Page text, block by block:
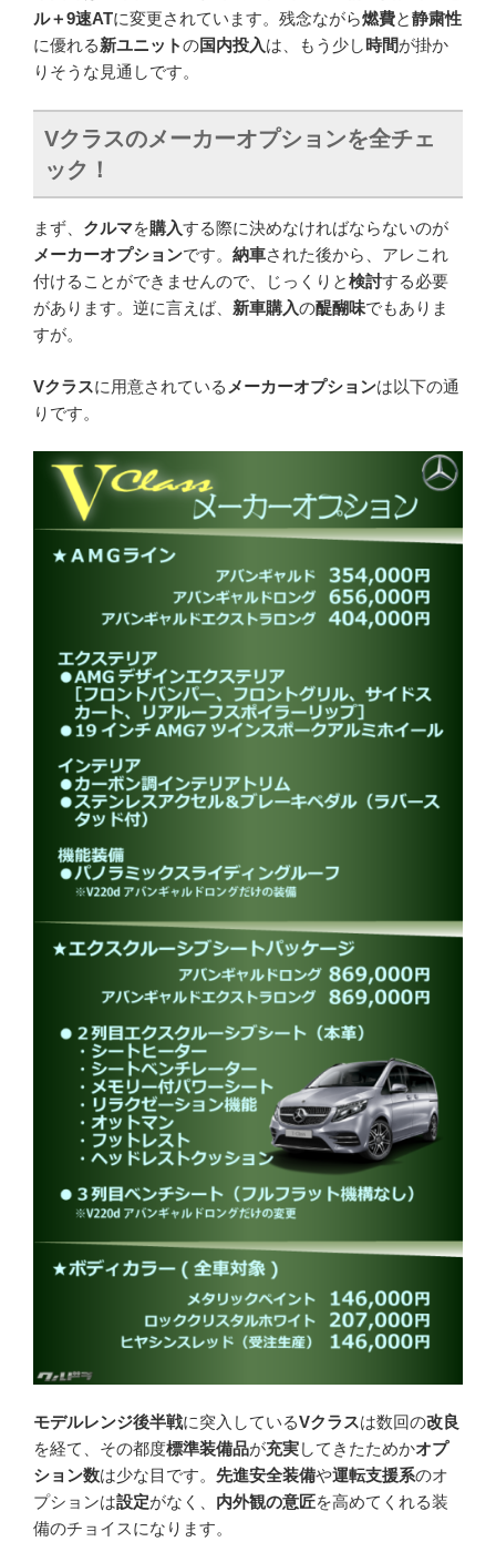
ル＋9速ATに変更されています。残念ながら燃費と静粛性
に優れる新ユニットの国内投入は、もう少し時間が掛か
りそうな見通しです。
Vクラスのメーカーオプションを全チェ
ック！
まず、 クルマを購入する際に決めなければならないのが
メーカーオプションです。 納車された後から、アレこれ
付けることができませんので、じっくりと検討する必要
があります。逆に言えば、 新車購入の醍醐味でもありま
すが。
Vクラスに用意されている メーカーオプションは以下の通
りです。
モデルレンジ後半戦に突入しているVクラスは数回の改良
を経て、その都度標準装備品が充実してきたためかオプ
ション数は少な目です。 先進安全装備や運転支援系のオ
プションは設定がなく、 内外観の意匠を高めてくれる装
備のチョイスになります。